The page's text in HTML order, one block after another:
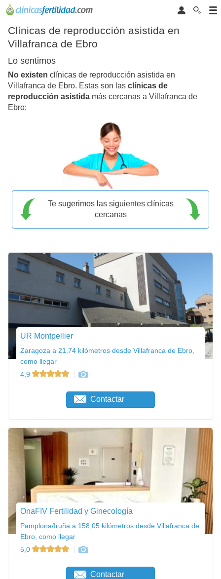
Clínicas de reproducción asistida en
Villafranca de Ebro
Lo sentimos
No existen clínicas de reproducción asistida en
Villafranca de Ebro. Estas son las clínicas de
reproducción asistida más cercanas a Villafranca de
Ebro:
Te sugerimos las siguientes clínicas
cercanas
UR Montpellier
Zaragoza a 21,74 kilómetros desde Villafranca de Ebro,
como llegar
4,9
Contactar
OnaFIV Fertilidad y Ginecología
Pamplona/Iruña a 158,05 kilómetros desde Villafranca de
Ebro, como llegar
5,0
Contactar